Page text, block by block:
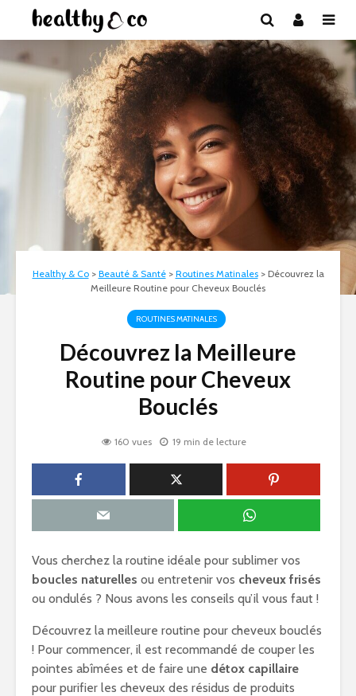
Healthy & Co> Beauté & Santé> Routines Matinales> Découvrez la
Meilleure Routine pour Cheveux Bouclés
ROUTINES MATINALES
Découvrez la Meilleure
Routine pour Cheveux
Bouclés
160 vues 19 min de lecture
Vous cherchez la routine idéale pour sublimer vos
boucles naturelles ou entretenir vos cheveux frisés
ou ondulés ? Nous avons les conseils qu’il vous faut !
Découvrez la meilleure routine pour cheveux bouclés
! Pour commencer, il est recommandé de couper les
pointes abîmées et de faire une détox capillaire
pour purifier les cheveux des résidus de produits